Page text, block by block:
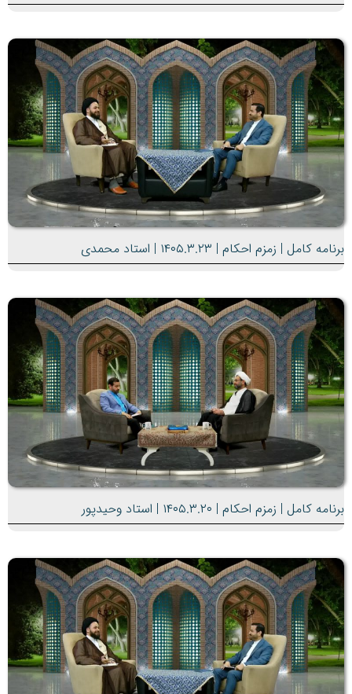
برنامه کامل | زمزم احکام | ۱۴۰۵.۳.۲۳ | استاد محمدی
برنامه کامل | زمزم احکام | ۱۴۰۵.۳.۲۰ | استاد وحیدپور